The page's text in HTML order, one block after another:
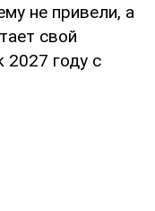
не привели, а
свой
году с